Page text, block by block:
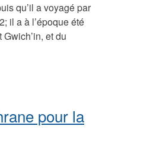
qu’il a voyagé par
il a à l’époque été
et du
pour la